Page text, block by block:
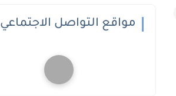
مواقع التواصل الاجتماعي